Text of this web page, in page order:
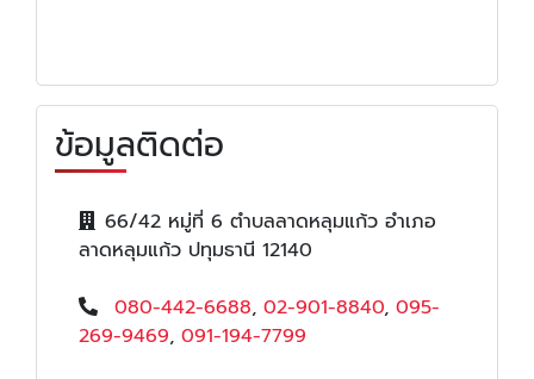
ข้อมูลติดต่อ
66/42 หมู่ที่ 6 ตำบลลาดหลุมแก้ว อำเภอ
ลาดหลุมแก้ว ปทุมธานี 12140
080-442-6688, 02-901-8840, 095-
269-9469, 091-194-7799